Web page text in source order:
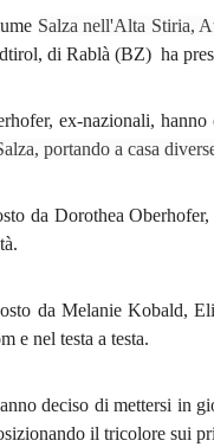
Salza nell'Alta Stiria,
di Rablà (BZ) ha
ex-nazionali,
portando a casa
da Dorothea
da Melanie Kobald,
e nel testa a testa.
deciso di mettersi in
il tricolore sui